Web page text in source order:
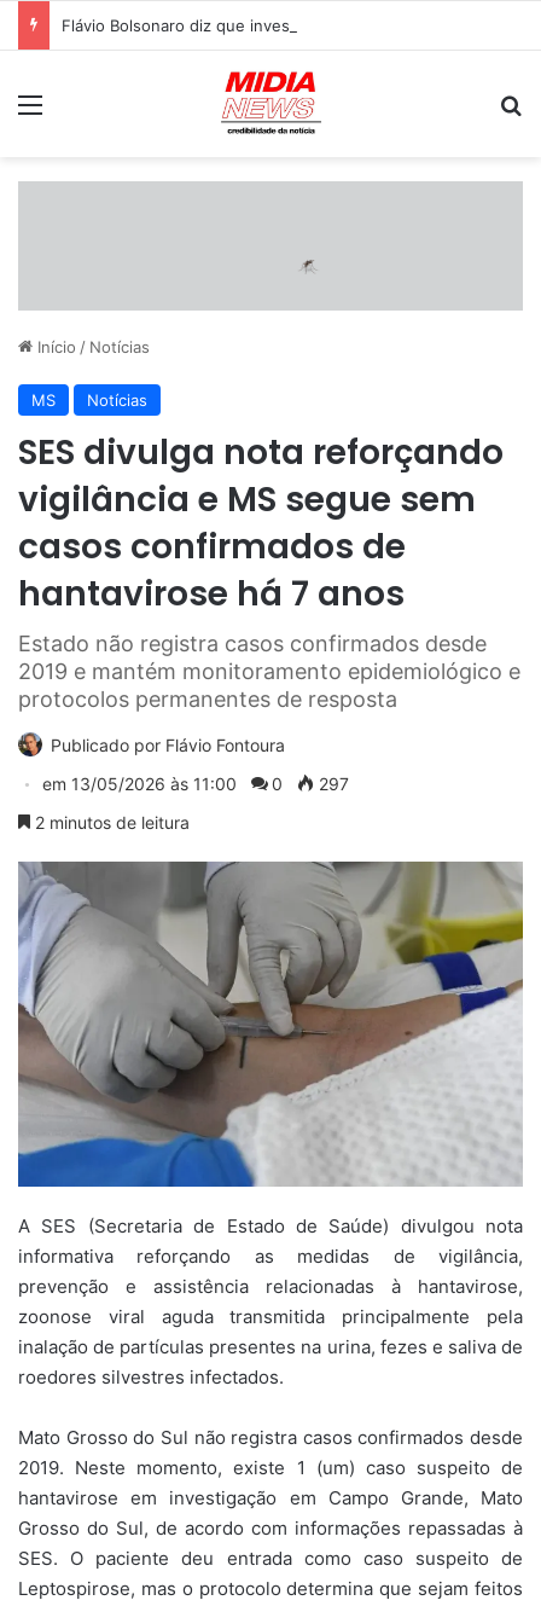
Início / Notícias
MS Notícias
SES divulga nota reforçando
vigilância e MS segue sem
casos confirmados de
hantavirose há 7 anos
Estado não registra casos confirmados desde
2019 e mantém monitoramento epidemiológico e
protocolos permanentes de resposta
Publicado por Flávio Fontoura
em 13/05/2026 às 11:00 0
297
2 minutos de leitura
A SES (Secretaria de Estado de Saúde) divulgou nota
informativa reforçando as medidas de vigilância,
prevenção e assistência relacionadas à hantavirose,
zoonose viral aguda transmitida principalmente pela
inalação de partículas presentes na urina, fezes e saliva de
roedores silvestres infectados.
Mato Grosso do Sul não registra casos confirmados desde
2019. Neste momento, existe 1 (um) caso suspeito de
hantavirose em investigação em Campo Grande, Mato
Grosso do Sul, de acordo com informações repassadas à
SES. O paciente deu entrada como caso suspeito de
Leptospirose, mas o protocolo determina que sejam feitos